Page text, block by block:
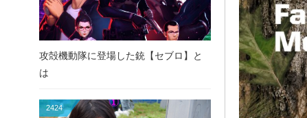
攻殻機動隊に登場した銃【セブロ】と
は
2424